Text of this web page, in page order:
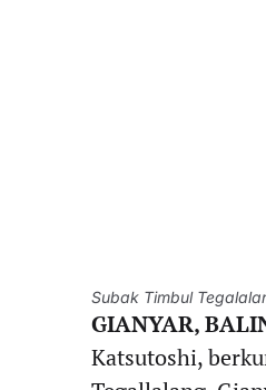
Subak Timbul
​GIANYAR,
Katsutoshi,